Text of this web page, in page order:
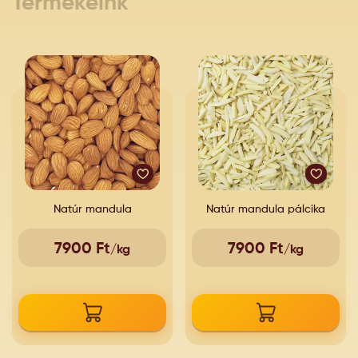
Natúr mandula
7900 Ft/kg
Natúr mandula pálcika
7900 Ft/kg